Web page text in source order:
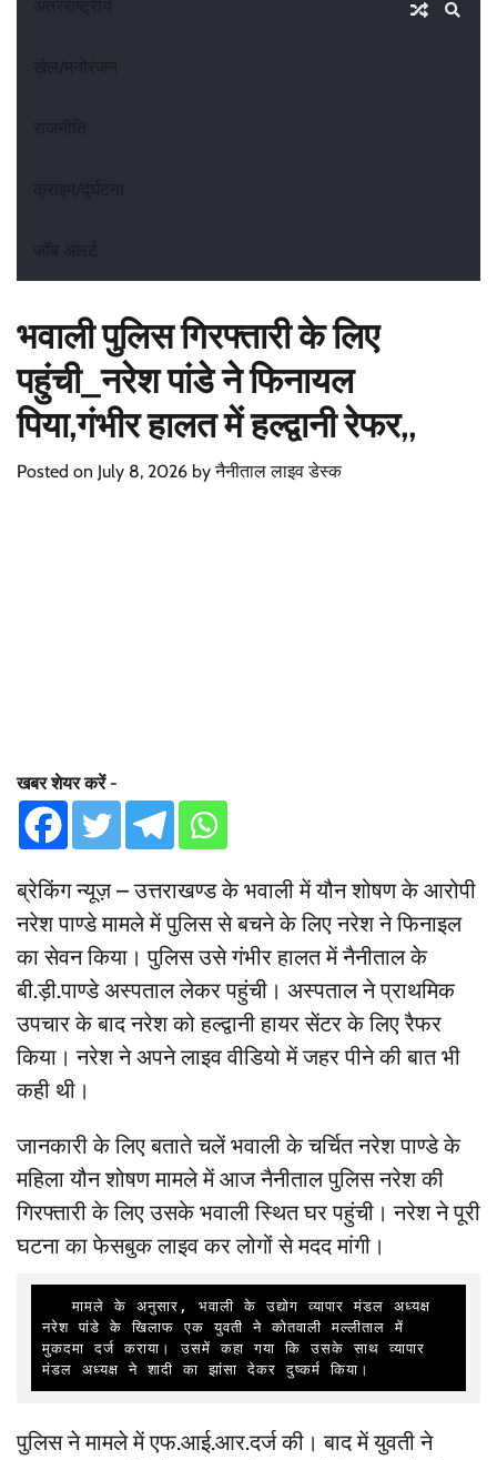
अंतरराष्ट्रीय
खेल/मनोरंजन
राजनीति
क्राइम/दुर्घटना
जॉब अलर्ट
भवाली पुलिस गिरफ्तारी के लिए
पहुंची_नरेश पांडे ने फिनायल
पिया,गंभीर हालत में हल्द्वानी रेफर,,
Posted on July 8, 2026 byनैनीताल लाइव डेस्क
खबर शेयर करें -
ब्रेकिंग न्यूज़ – उत्तराखण्ड के भवाली में यौन शोषण के आरोपी
नरेश पाण्डे मामले में पुलिस से बचने के लिए नरेश ने फिनाइल
का सेवन किया। पुलिस उसे गंभीर हालत में नैनीताल के
बी.ड़ी.पाण्डे अस्पताल लेकर पहुंची। अस्पताल ने प्राथमिक
उपचार के बाद नरेश को हल्द्वानी हायर सेंटर के लिए रैफर
किया। नरेश ने अपने लाइव वीडियो में जहर पीने की बात भी
कही थी।
जानकारी के लिए बताते चलें भवाली के चर्चित नरेश पाण्डे के
महिला यौन शोषण मामले में आज नैनीताल पुलिस नरेश की
गिरफ्तारी के लिए उसके भवाली स्थित घर पहुंची। नरेश ने पूरी
घटना का फेसबुक लाइव कर लोगों से मदद मांगी।
   मामले के अनुसार, भवाली के उद्योग व्यापार मंडल अध्यक्ष
नरेश पांडे के खिलाफ एक युवती ने कोतवाली मल्लीताल में
मुकदमा दर्ज कराया। उसमें कहा गया कि उसके साथ व्यापार
मंडल अध्यक्ष ने शादी का झांसा देकर दुष्कर्म किया।
पुलिस ने मामले में एफ.आई.आर.दर्ज की। बाद में युवती ने